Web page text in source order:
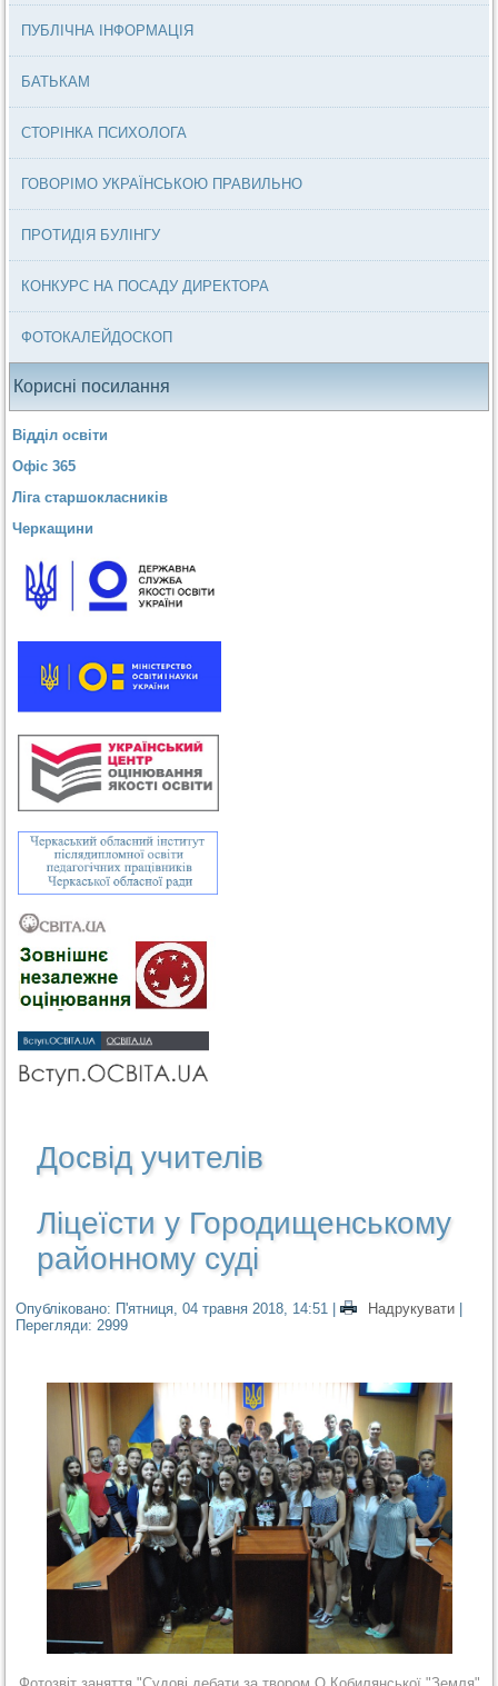
ПУБЛІЧНА ІНФОРМАЦІЯ
БАТЬКАМ
СТОРІНКА ПСИХОЛОГА
ГОВОРІМО УКРАЇНСЬКОЮ ПРАВИЛЬНО
ПРОТИДІЯ БУЛІНГУ
КОНКУРС НА ПОСАДУ ДИРЕКТОРА
ФОТОКАЛЕЙДОСКОП
Корисні посилання
Відділ освіти
Офіс 365
Ліга старшокласників
Черкащини
Досвід учителів
Ліцеїсти у Городищенському
районному суді
Опубліковано: П'ятниця, 04 травня 2018, 14:51 | Надрукувати
Перегляди: 2999